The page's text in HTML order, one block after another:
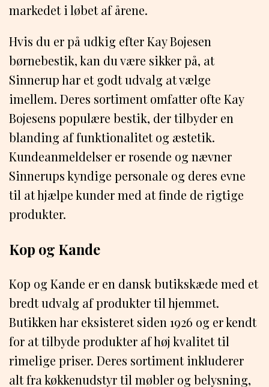
markedet i løbet af årene.
Hvis du er på udkig efter Kay Bojesen
børnebestik, kan du være sikker på, at
Sinnerup har et godt udvalg at vælge
imellem. Deres sortiment omfatter ofte Kay
Bojesens populære bestik, der tilbyder en
blanding af funktionalitet og æstetik.
Kundeanmeldelser er rosende og nævner
Sinnerups kyndige personale og deres evne
til at hjælpe kunder med at finde de rigtige
produkter.
Kop og Kande
Kop og Kande er en dansk butikskæde med et
bredt udvalg af produkter til hjemmet.
Butikken har eksisteret siden 1926 og er kendt
for at tilbyde produkter af høj kvalitet til
rimelige priser. Deres sortiment inkluderer
alt fra køkkenudstyr til møbler og belysning,